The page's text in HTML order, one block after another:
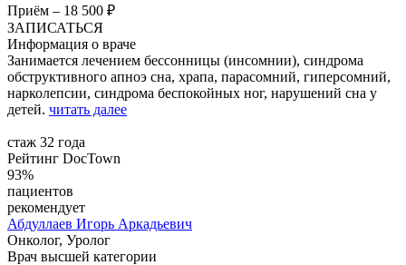
Приём – 18 500 ₽
ЗАПИСАТЬСЯ
Информация о враче
Занимается лечением бессонницы (инсомнии), синдрома
обструктивного апноэ сна, храпа, парасомний, гиперсомний,
нарколепсии, синдрома беспокойных ног, нарушений сна у
детей. читать далее
стаж 32 года
Рейтинг DocTown
93%
пациентов
рекомендует
Абдуллаев Игорь Аркадьевич
Онколог, Уролог
Врач высшей категории